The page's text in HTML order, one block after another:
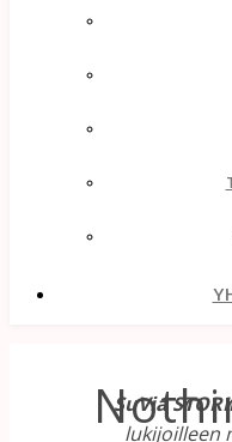
SuVia
lukijoilleen